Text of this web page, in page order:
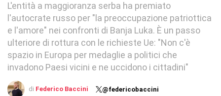
L'entità a maggioranza serba ha premiato
l'autocrate russo per "la preoccupazione patriottica
e l'amore" nei confronti di Banja Luka. È un passo
ulteriore di rottura con le richieste Ue: "Non c'è
spazio in Europa per medaglie a politici che
invadono Paesi vicini e ne uccidono i cittadini"
di Federico Baccini
@federicobaccini